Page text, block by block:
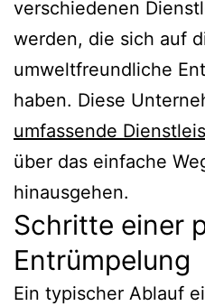
verschiedenen
werden, die sich auf
umweltfreundliche
haben. Diese
umfassende
über das einfache
hinausgehen.
Schritte einer
Entrümpelung
Ein typischer Ablauf